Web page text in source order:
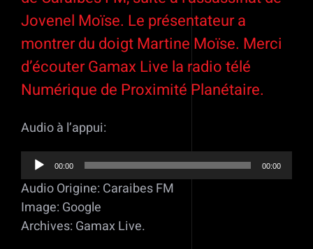
Jovenel Moïse. Le présentateur a
montrer du doigt Martine Moïse. Merci
d’écouter Gamax Live la radio télé
Numérique de Proximité Planétaire.
Audio à l’appui:
Lecteur
audio
00:00 00:00
Audio Origine: Caraibes FM
Image: Google
Archives: Gamax Live.